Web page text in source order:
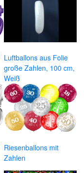
Luftballons aus Folie
große Zahlen, 100 cm,
Weiß
Riesenballons mit
Zahlen